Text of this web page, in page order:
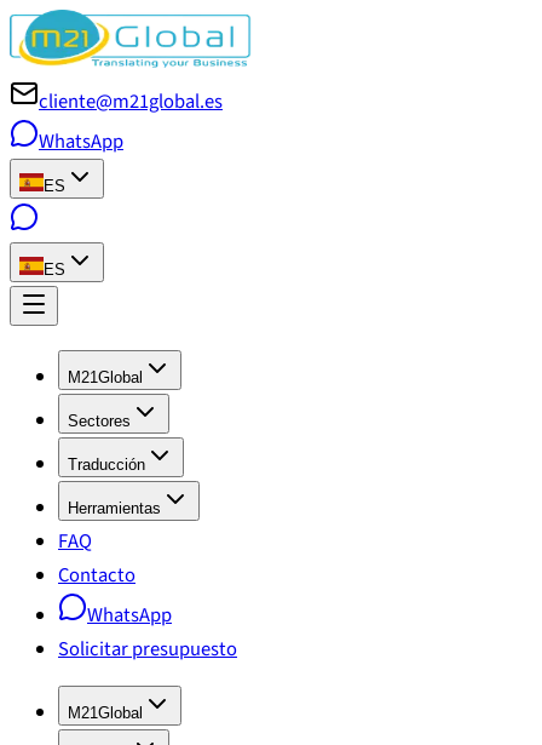
cliente@m21global.es
WhatsApp
ES
ES
M21Global
Sectores
Traducción
Herramientas
FAQ
Contacto
WhatsApp
Solicitar presupuesto
M21Global